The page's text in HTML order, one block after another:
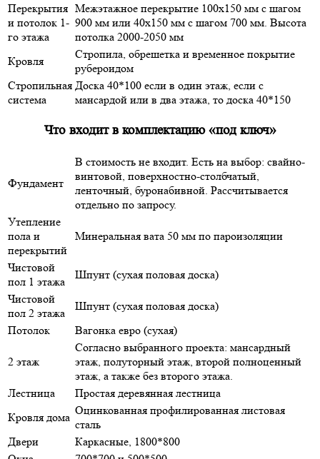
Перекрытия
и потолок 1-
го этажа
Межэтажное перекрытие 100х150 мм с шагом
900 мм или 40х150 мм с шагом 700 мм. Высота
потолка 2000-2050 мм
Кровля
Стропила, обрешетка и временное покрытие
рубероидом
Стропильная
система
Доска 40*100 если в один этаж, если с
мансардой или в два этажа, то доска 40*150
Что входит в комплектацию «под ключ»
Фундамент
В стоимость не входит. Есть на выбор: свайно-
винтовой, поверхностно-столбчатый,
ленточный, буронабивной. Рассчитывается
отдельно по запросу.
Утепление
пола и
перекрытий
Минеральная вата 50 мм по пароизоляции
Чистовой
пол 1 этажа
Шпунт (сухая половая доска)
Чистовой
пол 2 этажа
Шпунт (сухая половая доска)
Потолок
Вагонка евро (сухая)
2 этаж
Согласно выбранного проекта: мансардный
этаж, полуторный этаж, второй полноценный
этаж, а также без второго этажа.
Лестница
Простая деревянная лестница
Кровля дома
Оцинкованная профилированная листовая
сталь
Двери
Каркасные, 1800*800